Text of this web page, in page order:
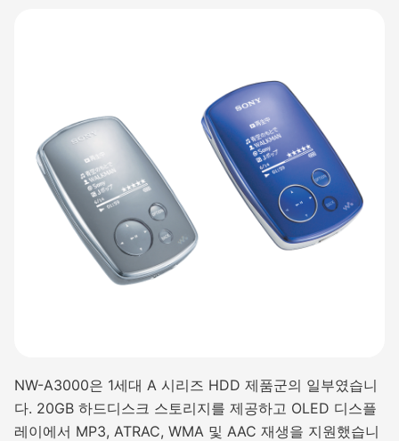
NW-A3000은 1세대 A 시리즈 HDD 제품군의 일부였습니
다. 20GB 하드디스크 스토리지를 제공하고 OLED 디스플
레이에서 MP3, ATRAC, WMA 및 AAC 재생을 지원했습니